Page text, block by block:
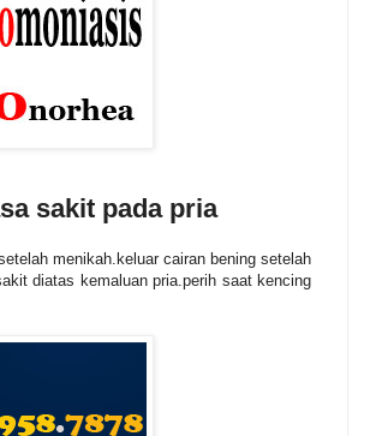
sakit pada pria
menikah.keluar cairan bening setelah
diatas kemaluan pria.perih saat kencing